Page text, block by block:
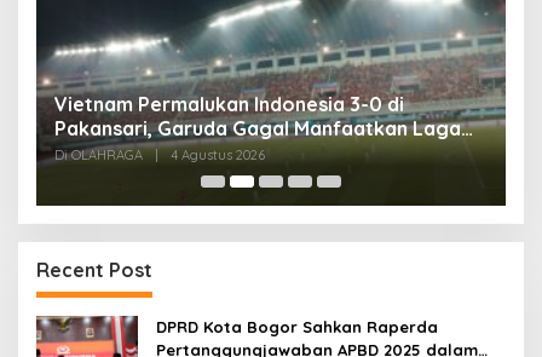
Vietnam Permalukan Indonesia 3-0 di
Pakansari, Garuda Gagal Manfaatkan Laga
Kandang
Di OLAHRAGA 4 Agustus 2026
Recent Post
DPRD Kota Bogor Sahkan Raperda
Pertanggungjawaban APBD 2025 dalam